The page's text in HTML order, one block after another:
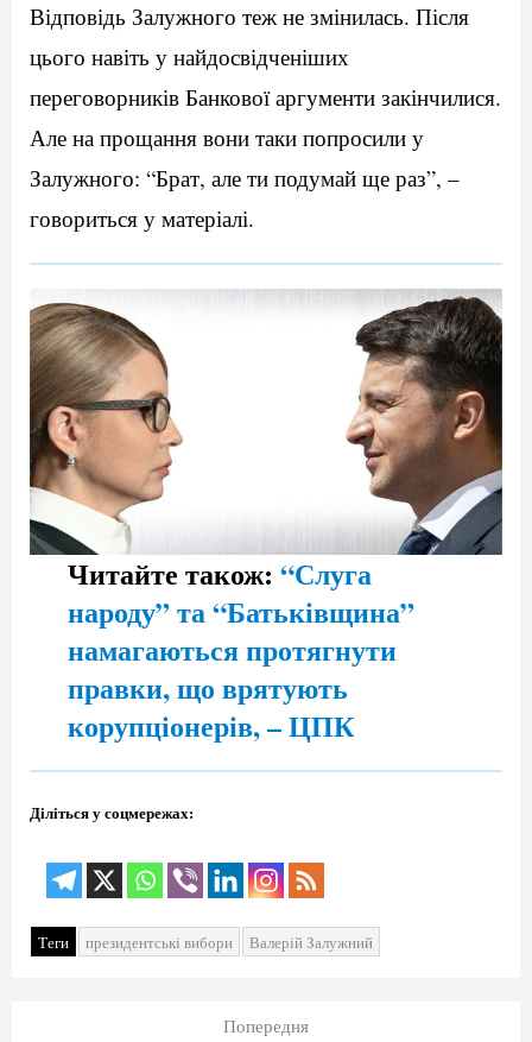
Відповідь Залужного теж не змінилась. Після
цього навіть у найдосвідченіших
переговорників Банкової аргументи закінчилися.
Але на прощання вони таки попросили у
Залужного: “Брат, але ти подумай ще раз”, –
говориться у матеріалі.
Читайте також: “Слуга
народу” та “Батьківщина”
намагаються протягнути
правки, що врятують
корупціонерів, – ЦПК
Діліться у соцмережах:
Теги президентські вибори Валерій Залужний
Попередня